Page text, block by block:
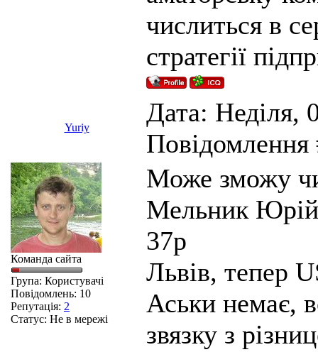
числиться в
стратегії
Yuriy
Дата: Неділя,
Команда сайта
Група: Користувачі
Повідомлень: 10
Репутація: 2
Статус: Не в мережі
Може зможу
Мельник
37р
Львів, тепер
Аськи немає,
звязку з